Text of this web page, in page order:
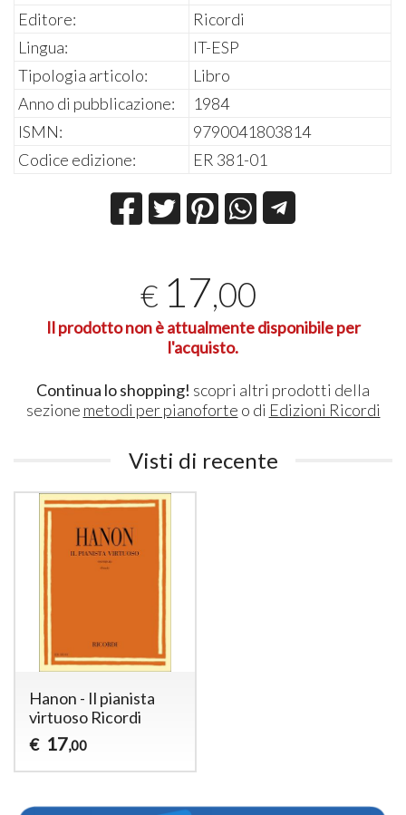
Editore:
Ricordi
Lingua:
IT-ESP
Tipologia articolo:
Libro
Anno di pubblicazione:
1984
ISMN:
9790041803814
Codice edizione:
ER 381-01
€ 17,00
Il prodotto non è attualmente disponibile per
l'acquisto.
Continua lo shopping! scopri altri prodotti della
sezione metodi per pianoforte o di Edizioni Ricordi
Visti di recente
Hanon - Il pianista
virtuoso Ricordi
€ 17,00